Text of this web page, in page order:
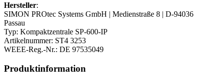
Hersteller:
SIMON PROtec Systems GmbH | Medienstraße 8 | D-94036
Passau
Typ: Kompaktzentrale SP-600-IP
Artikelnummer: ST4 3253
WEEE-Reg.-Nr.: DE 97535049
Produktinformation